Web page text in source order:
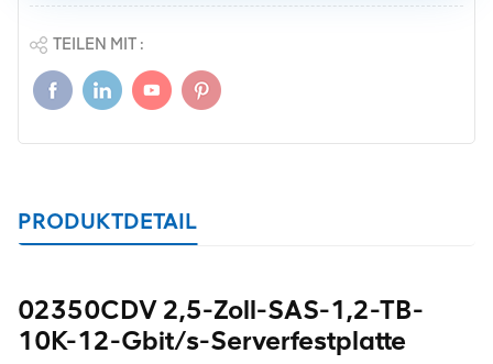
TEILEN MIT :
PRODUKTDETAIL
02350CDV 2,5-Zoll-SAS-1,2-TB-
10K-12-Gbit/s-Serverfestplatte